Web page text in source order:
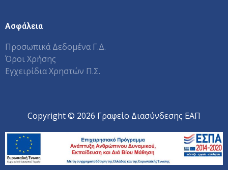
Ασφάλεια
Προσωπικά Δεδομένα Γ.Δ.
Όροι Χρήσης
Εγχειρίδια Χρηστών Π.Σ.
Copyright © 2026 Γραφείο Διασύνδεσης ΕΑΠ